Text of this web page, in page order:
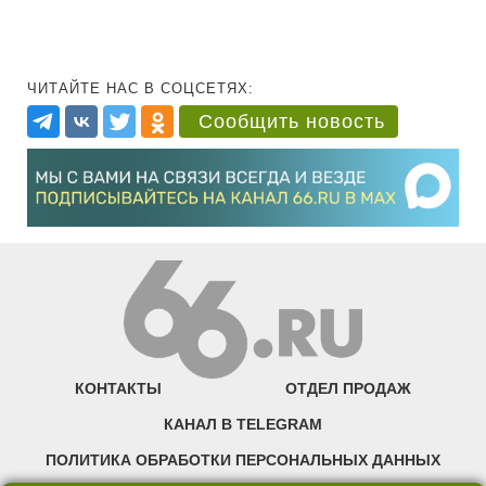
ЧИТАЙТЕ НАС В СОЦСЕТЯХ:
Сообщить новость
КОНТАКТЫ ОТДЕЛ ПРОДАЖ
КАНАЛ В TELEGRAM
ПОЛИТИКА ОБРАБОТКИ ПЕРСОНАЛЬНЫХ ДАННЫХ